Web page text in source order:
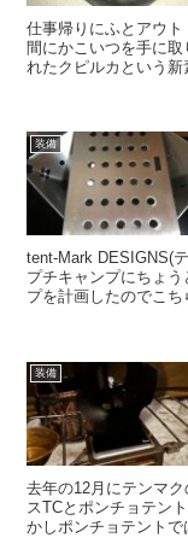
仕事帰りにふとアウ
間にかこいつを手に
れたクピルカという新
装備
tent-Mark DESIGNS(
プチキャンプにちょ
プを計画したのでこ
装備
去年の12月にテンマ
スTCとポンチョテン
かしポンチョテントで